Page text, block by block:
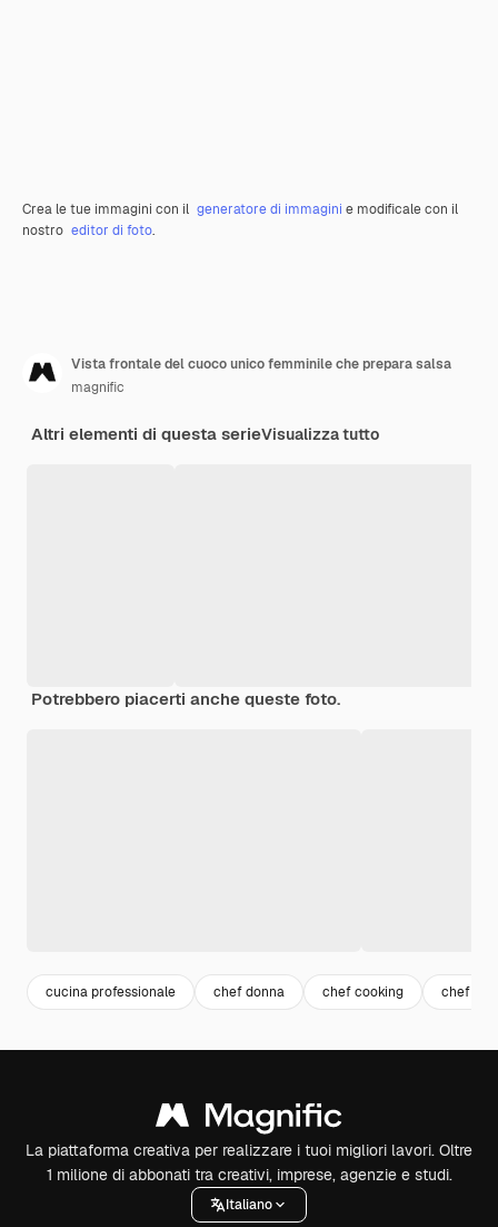
Crea le tue immagini con il generatore di immagini e modificale con il
nostro editor di foto.
Vista frontale del cuoco unico femminile che prepara salsa
magnific
Altri elementi di questa serieVisualizza tutto
Potrebbero piacerti anche queste foto.
cucina professionale chef donna chef cooking chef
La piattaforma creativa per realizzare i tuoi migliori lavori. Oltre
1 milione di abbonati tra creativi, imprese, agenzie e studi.
Italiano